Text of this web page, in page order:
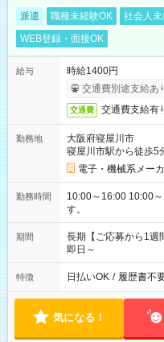
派遣 職種未経験OK 社会人
WEB登録・面接OK
給与
時給1400円
交通費別途支給あ
交通費 交通費支給有
勤務地
大阪府寝屋川市
寝屋川市駅から徒歩5
電子・機械系メー
勤務時間
10:00～16:00 10:00～17:00 ※表記のうち実働5時
す。
期間
長期【ご応募から1週
即日～
特徴 日払いOK / 履歴書不
気になる！